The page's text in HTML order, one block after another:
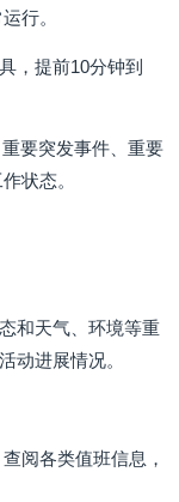
行。
，提前10分钟到
要突发事件、重要
状态。
和天气、环境等重
动进展情况。
阅各类值班信息，